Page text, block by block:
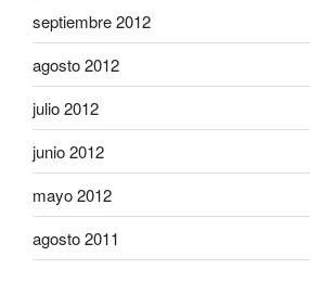
septiembre 2012
agosto 2012
julio 2012
junio 2012
mayo 2012
agosto 2011